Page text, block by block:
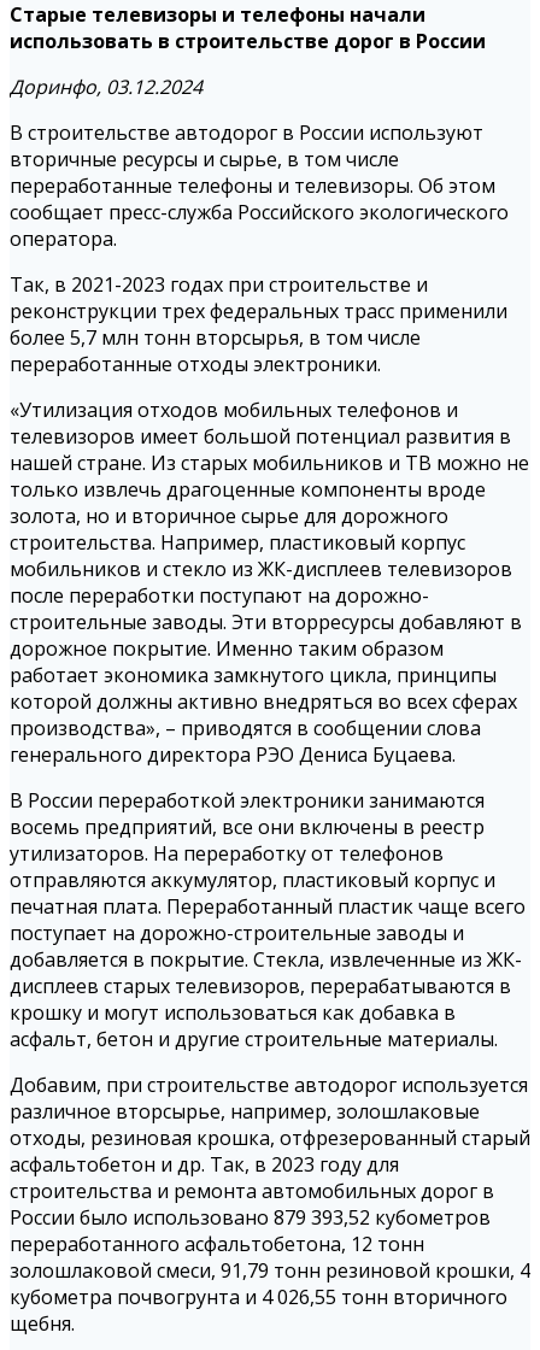
Старые телевизоры и телефоны начали
использовать в строительстве дорог в России
Доринфо, 03.12.2024
В строительстве автодорог в России используют
вторичные ресурсы и сырье, в том числе
переработанные телефоны и телевизоры. Об этом
сообщает пресс-служба Российского экологического
оператора.
Так, в 2021-2023 годах при строительстве и
реконструкции трех федеральных трасс применили
более 5,7 млн тонн вторсырья, в том числе
переработанные отходы электроники.
«Утилизация отходов мобильных телефонов и
телевизоров имеет большой потенциал развития в
нашей стране. Из старых мобильников и ТВ можно не
только извлечь драгоценные компоненты вроде
золота, но и вторичное сырье для дорожного
строительства. Например, пластиковый корпус
мобильников и стекло из ЖК-дисплеев телевизоров
после переработки поступают на дорожно-
строительные заводы. Эти вторресурсы добавляют в
дорожное покрытие. Именно таким образом
работает экономика замкнутого цикла, принципы
которой должны активно внедряться во всех сферах
производства», – приводятся в сообщении слова
генерального директора РЭО Дениса Буцаева.
В России переработкой электроники занимаются
восемь предприятий, все они включены в реестр
утилизаторов. На переработку от телефонов
отправляются аккумулятор, пластиковый корпус и
печатная плата. Переработанный пластик чаще всего
поступает на дорожно-строительные заводы и
добавляется в покрытие. Стекла, извлеченные из ЖК-
дисплеев старых телевизоров, перерабатываются в
крошку и могут использоваться как добавка в
асфальт, бетон и другие строительные материалы.
Добавим, при строительстве автодорог используется
различное вторсырье, например, золошлаковые
отходы, резиновая крошка, отфрезерованный старый
асфальтобетон и др. Так, в 2023 году для
строительства и ремонта автомобильных дорог в
России было использовано 879 393,52 кубометров
переработанного асфальтобетона, 12 тонн
золошлаковой смеси, 91,79 тонн резиновой крошки, 4
кубометра почвогрунта и 4 026,55 тонн вторичного
щебня.